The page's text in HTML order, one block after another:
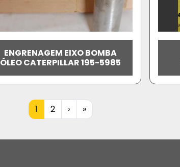
ENGRENAGEM EIXO BOMBA
ÓLEO CATERPILLAR 195-5985
1 2 › »